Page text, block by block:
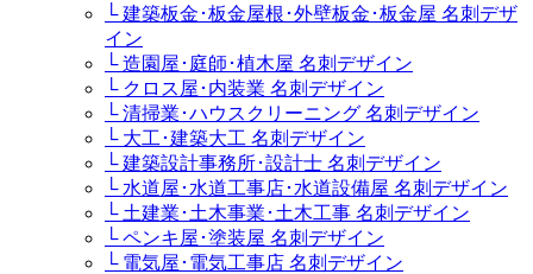
└ 建築板金･板金屋根･外壁板金･板金屋 名刺デザ
イン
└ 造園屋･庭師･植木屋 名刺デザイン
└ クロス屋･内装業 名刺デザイン
└ 清掃業･ハウスクリーニング 名刺デザイン
└ 大工･建築大工 名刺デザイン
└ 建築設計事務所･設計士 名刺デザイン
└ 水道屋･水道工事店･水道設備屋 名刺デザイン
└ 土建業･土木事業･土木工事 名刺デザイン
└ ペンキ屋･塗装屋 名刺デザイン
└ 電気屋･電気工事店 名刺デザイン